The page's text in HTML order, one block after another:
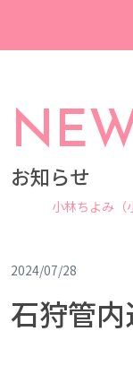
お知らせ
小林ちよみ（
2024/07/28
石狩管